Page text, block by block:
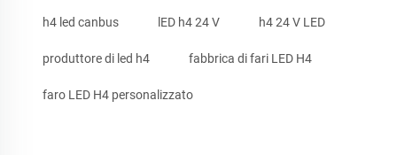
h4 led canbus lED h4 24 V h4 24 V LED
produttore di led h4 fabbrica di fari LED H4
faro LED H4 personalizzato